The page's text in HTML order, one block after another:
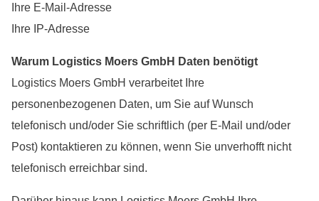
Ihre E-Mail-Adresse
Ihre IP-Adresse
Warum Logistics Moers GmbH Daten benötigt
Logistics Moers GmbH verarbeitet Ihre
personenbezogenen Daten, um Sie auf Wunsch
telefonisch und/oder Sie schriftlich (per E-Mail und/oder
Post) kontaktieren zu können, wenn Sie unverhofft nicht
telefonisch erreichbar sind.